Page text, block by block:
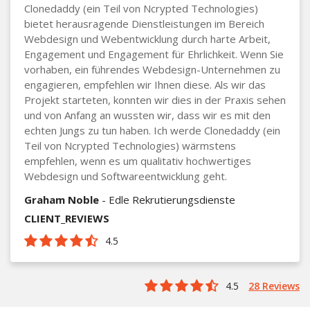
Clonedaddy (ein Teil von Ncrypted Technologies)
bietet herausragende Dienstleistungen im Bereich
Webdesign und Webentwicklung durch harte Arbeit,
Engagement und Engagement für Ehrlichkeit. Wenn Sie
vorhaben, ein führendes Webdesign-Unternehmen zu
engagieren, empfehlen wir Ihnen diese. Als wir das
Projekt starteten, konnten wir dies in der Praxis sehen
und von Anfang an wussten wir, dass wir es mit den
echten Jungs zu tun haben. Ich werde Clonedaddy (ein
Teil von Ncrypted Technologies) wärmstens
empfehlen, wenn es um qualitativ hochwertiges
Webdesign und Softwareentwicklung geht.
Graham Noble - Edle Rekrutierungsdienste
CLIENT_REVIEWS
4.5
4.5 28 Reviews